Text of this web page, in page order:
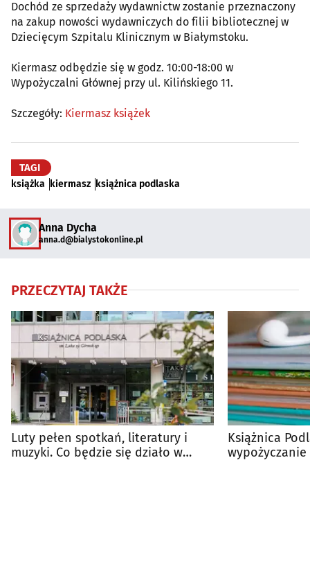
Dochód ze sprzedaży wydawnictw zostanie przeznaczony
na zakup nowości wydawniczych do filii bibliotecznej w
Dziecięcym Szpitalu Klinicznym w Białymstoku.
Kiermasz odbędzie się w godz. 10:00-18:00 w
Wypożyczalni Głównej przy ul. Kilińskiego 11.
Szczegóły: Kiermasz książek
TAGI
książka kiermasz książnica podlaska
Anna Dycha
anna.d@bialystokonline.pl
PRZECZYTAJ TAKŻE
Luty pełen spotkań, literatury i
muzyki. Co będzie się działo w
Książnica